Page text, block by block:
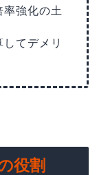
率強化の土
してデメリ
役割